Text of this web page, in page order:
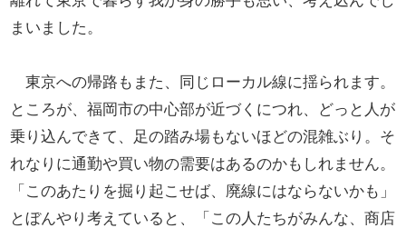
まいました。
東京への帰路もまた、同じローカル線に揺られます。
ところが、福岡市の中心部が近づくにつれ、どっと人が
乗り込んできて、足の踏み場もないほどの混雑ぶり。そ
れなりに通勤や買い物の需要はあるのかもしれません。
「このあたりを掘り起こせば、廃線にはならないかも」
とぼんやり考えていると、「この人たちがみんな、商店